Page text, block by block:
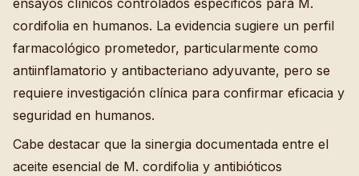
ensayos clínicos controlados específicos para M.
cordifolia en humanos. La evidencia sugiere un perfil
farmacológico prometedor, particularmente como
antiinflamatorio y antibacteriano adyuvante, pero se
requiere investigación clínica para confirmar eficacia y
seguridad en humanos.
Cabe destacar que la sinergia documentada entre el
aceite esencial de M. cordifolia y antibióticos